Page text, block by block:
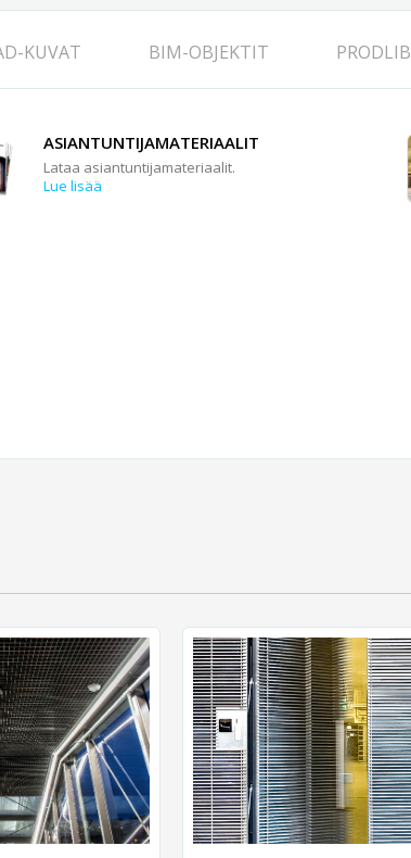
KUVAT BIM-OBJEKTIT PRODLIB
ASIANTUNTIJAMATERIAALIT
Lataa asiantuntijamateriaalit.
Lue lisää